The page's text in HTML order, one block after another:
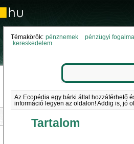
Témakörök: pénznemek pénzügyi
kereskedelem
Az Ecopédia egy bárki által hozzáférhető
információ legyen az oldalon! Addig is, jó
Tartalom